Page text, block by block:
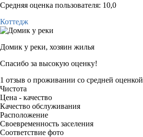
Средняя оценка пользователя: 10,0
Коттедж
Домик у реки, хозяин жилья
Спасибо за высокую оценку!
1 отзыв о проживании со средней оценкой
Чистота
Цена - качество
Качество обслуживания
Расположение
Своевременность заселения
Соответствие фото